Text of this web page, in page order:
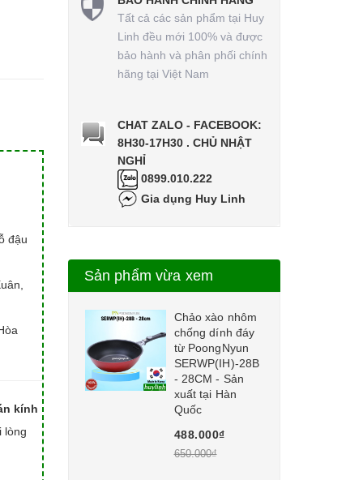
đậu
kính
lòng
Tất cả các sản phẩm tại Huy
Linh đều mới 100% và được
bảo hành và phân phối chính
hãng tại Việt Nam
CHAT ZALO - FACEBOOK:
8H30-17H30 . CHỦ NHẬT
NGHỈ
0899.010.222
Gia dụng Huy Linh
Sản phẩm vừa xem
Chảo xào nhôm
chống dính đáy
từ PoongNyun
SERWP(IH)-28B
- 28CM - Sản
xuất tại Hàn
Quốc
488.000₫
650.000₫